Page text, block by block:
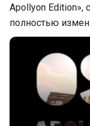
Apollyon
полностью